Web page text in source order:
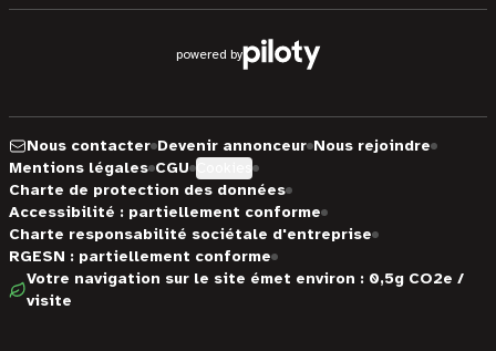
powered by
Nous contacter Devenir annonceur Nous rejoindre
Mentions légales CGU
Charte de protection des données
Accessibilité : partiellement conforme
Charte responsabilité sociétale d'entreprise
RGESN : partiellement conforme
Votre navigation sur le site émet environ : 0,5g CO2e /
visite